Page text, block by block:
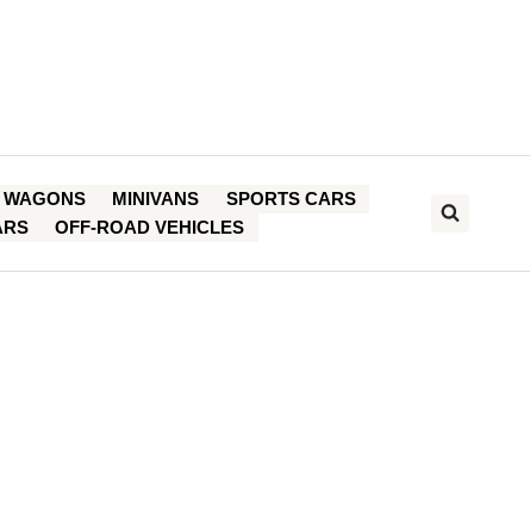
WAGONS MINIVANS
SPORTS CARS
OFF-ROAD VEHICLES